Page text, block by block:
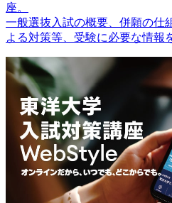
座。
一般選抜入試の概要、併願の仕
よる対策等、受験に必要な情報